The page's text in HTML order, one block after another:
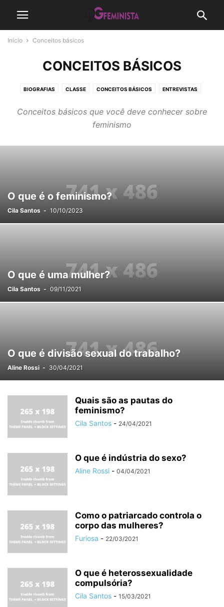
Início Conceitos básicos
CONCEITOS BÁSICOS
BIOGRAFIAS CLASSE CONCEITOS BÁSICOS ENTREVISTAS
MATERNIDADE MOVIMENTO FEMINISTA PODCAST
RESENHAS
Conceitos básicos que você deve conhecer sobre
feminismo
O que é o feminismo?
Cila Santos - 10/10/2023
O que é uma mulher?
Cila Santos - 09/11/2021
O que é divisão sexual do trabalho?
Aline Rossi - 30/04/2021
Quais são as pautas do
feminismo?
Cila Santos - 24/04/2021
O que é indústria do sexo?
Aline Rossi - 04/04/2021
Como o patriarcado controla o
corpo das mulheres?
Furiosa - 22/03/2021
O que é heterossexualidade
compulsória?
Cila Santos - 15/03/2021